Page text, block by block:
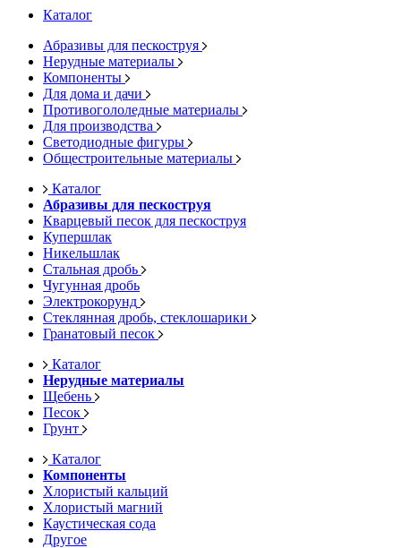
Каталог
Абразивы для пескоструя
Нерудные материалы
Компоненты
Для дома и дачи
Противогололедные материалы
Для производства
Светодиодные фигуры
Общестроительные материалы
Каталог
Абразивы для пескоструя
Кварцевый песок для пескоструя
Купершлак
Никельшлак
Стальная дробь
Чугунная дробь
Электрокорунд
Стеклянная дробь, стеклошарики
Гранатовый песок
Каталог
Нерудные материалы
Щебень
Песок
Грунт
Каталог
Компоненты
Хлористый кальций
Хлористый магний
Каустическая сода
Другое